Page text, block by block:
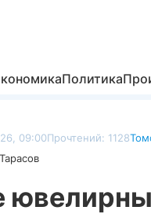
Политика
09:00Прочтений: 1128